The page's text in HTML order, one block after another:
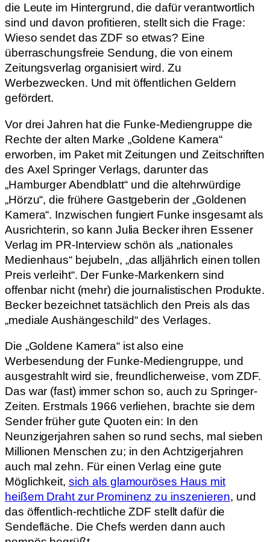
die Leute im Hintergrund, die dafür verantwortlich
sind und davon profitieren, stellt sich die Frage:
Wieso sendet das ZDF so etwas? Eine
überraschungsfreie Sendung, die von einem
Zeitungsverlag organisiert wird. Zu
Werbezwecken. Und mit öffentlichen Geldern
gefördert.
Vor drei Jahren hat die Funke-Mediengruppe die
Rechte der alten Marke „Goldene Kamera“
erworben, im Paket mit Zeitungen und Zeitschriften
des Axel Springer Verlags, darunter das
„Hamburger Abendblatt“ und die altehrwürdige
„Hörzu“, die frühere Gastgeberin der „Goldenen
Kamera“. Inzwischen fungiert Funke insgesamt als
Ausrichterin, so kann Julia Becker ihren Essener
Verlag im PR-Interview schön als „nationales
Medienhaus“ bejubeln, „das alljährlich einen tollen
Preis verleiht“. Der Funke-Markenkern sind
offenbar nicht (mehr) die journalistischen Produkte.
Becker bezeichnet tatsächlich den Preis als das
„mediale Aushängeschild“ des Verlages.
Die „Goldene Kamera“ ist also eine
Werbesendung der Funke-Mediengruppe, und
ausgestrahlt wird sie, freundlicherweise, vom ZDF.
Das war (fast) immer schon so, auch zu Springer-
Zeiten. Erstmals 1966 verliehen, brachte sie dem
Sender früher gute Quoten ein: In den
Neunzigerjahren sahen so rund sechs, mal sieben
Millionen Menschen zu; in den Achtzigerjahren
auch mal zehn. Für einen Verlag eine gute
Möglichkeit, sich als glamouröses Haus mit
heißem Draht zur Prominenz zu inszenieren, und
das öffentlich-rechtliche ZDF stellt dafür die
Sendefläche. Die Chefs werden dann auch